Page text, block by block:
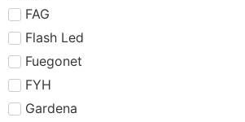
FAG
Flash Led
Fuegonet
FYH
Gardena